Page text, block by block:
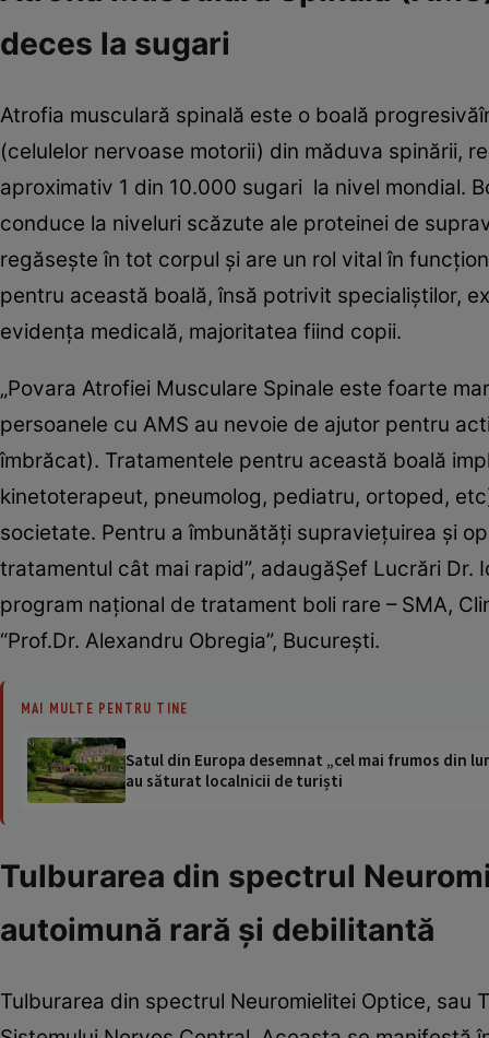
deces la sugari
Atrofia musculară spinală este o boală
(celulelor nervoase motorii) din măduva spinării,
aproximativ 1 din 10.000 sugari la nivel mondial.
conduce la niveluri scăzute ale proteinei de
regăseşte în tot corpul şi are un rol vital în
pentru această boală, însă potrivit specialiştilor,
evidenţa medicală, majoritatea fiind copii.
„Povara Atrofiei Musculare Spinale este foarte
persoanele cu AMS au nevoie de ajutor pentru
îmbrăcat). Tratamentele pentru această boală
kinetoterapeut, pneumolog, pediatru, ortoped,
societate. Pentru a îmbunătăţi supravieţuirea şi
tratamentul cât mai rapid”, adaugăŞef Lucrări
program naţional de tratament boli rare – SMA,
“Prof.Dr. Alexandru Obregia”, Bucureşti.
MAI MULTE PENTRU TINE
Satul din Europa desemnat „cel mai frumos din
au săturat localnicii de turiști
Tulburarea din spectrul
autoimună rară şi debilitantă
Tulburarea din spectrul Neuromielitei Optice, sau